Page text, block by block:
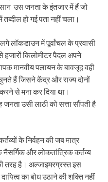
उस जनता के इंतजार में हैं जो
हो गई पता नहीं चला।
लॉकडाउन में पूर्वांचल के प्रवासी
हजारों किलोमीटर पैदल अपने
मानवीय पलायन के बावजूद वही
हैं जिसने केंद्र और राज्य दोनों
से मना कर दिया था।
उसी लाठी को सत्ता सौंपती है
के निर्वहन की जब मात्र
नैसर्गिक और लोकतांत्रिक कर्तव्य
तरह है। अल्जाइमरग्रस्त इस
का बोध उठाने की शक्ति नहीं